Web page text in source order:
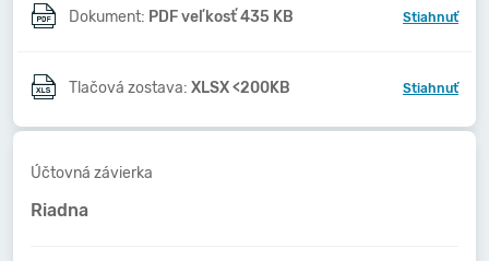
Dokument: PDF veľkosť 435 KB Stiahnuť
Tlačová zostava: XLSX <200KB Stiahnuť
Účtovná závierka
Riadna